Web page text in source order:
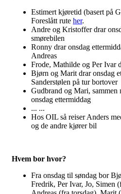
Estimert kjøretid (basert på
Foreslått rute her.
Andre og Kristoffer drar
smørebilen
Ronny drar onsdag
Andreas
Frode, Mathilde og Per Ivar
Bjørn og Marit drar onsdag
Sanderstølen på tur bortover
Gudbrand og Mari,
onsdag ettermiddag
... ...
Hos OIL så reiser Anders
og de andre kjører bil
Hvem bor hvor?
Fra onsdag til søndag bor
Fredrik, Per Ivar, Jo, Simen